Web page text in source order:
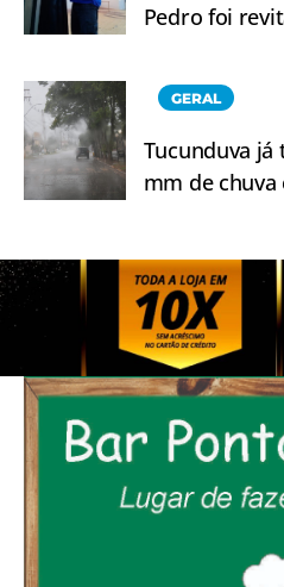
Pedro foi
GERAL
Tucunduva já
mm de